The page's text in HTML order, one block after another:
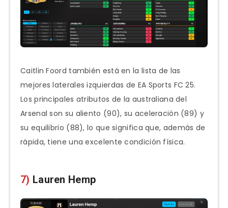
Caitlin Foord también está en la lista de las
mejores laterales izquierdas de EA Sports FC 25.
Los principales atributos de la australiana del
Arsenal son su aliento (90), su aceleración (89) y
su equilibrio (88), lo que significa que, además de
rápida, tiene una excelente condición física.
7) Lauren Hemp